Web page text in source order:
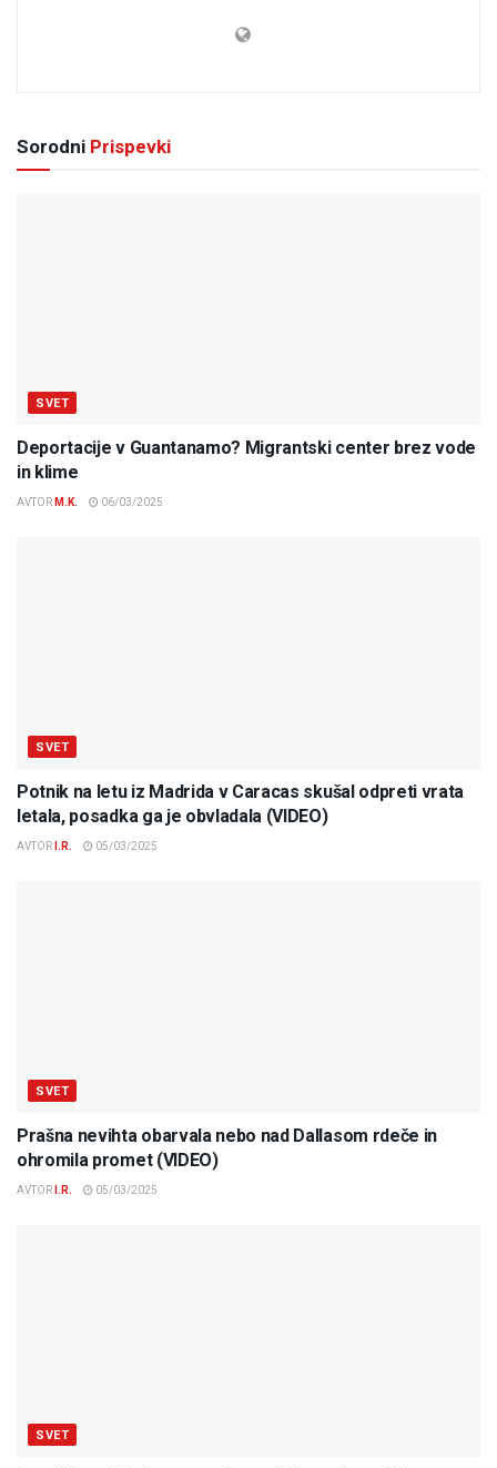
Sorodni Prispevki
SVET
Deportacije v Guantanamo? Migrantski center brez vode
in klime
AVTOR M.K. 06/03/2025
SVET
Potnik na letu iz Madrida v Caracas skušal odpreti vrata
letala, posadka ga je obvladala (VIDEO)
AVTOR I.R. 05/03/2025
SVET
Prašna nevihta obarvala nebo nad Dallasom rdeče in
ohromila promet (VIDEO)
AVTOR I.R. 05/03/2025
SVET